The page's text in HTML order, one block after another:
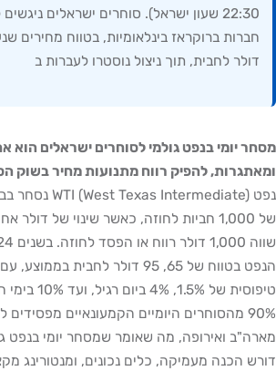
דולר לחבית, תוך ניצול נוסטרו לעברות ב
מסחר יומי בנפט גולמי לסוחרים ישראלים
ומאתגרות, להפיק רווח מתנועות מחיר בשוק
של 1,000 חביות לחוזה, כאשר שינוי של
הנפט בטווח של 65, 95 דולר לחבית
90% מהסוחרים היומיים הקמעונאיים
מארה"ב ואירופה, מה שאומר שמסחר יומי בנפט
דורש הכנה מעמיקה, כלים נכונים, ומנטורינג